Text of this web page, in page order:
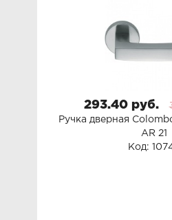
293.40 руб.
Ручка дверная
AR 21
Код: